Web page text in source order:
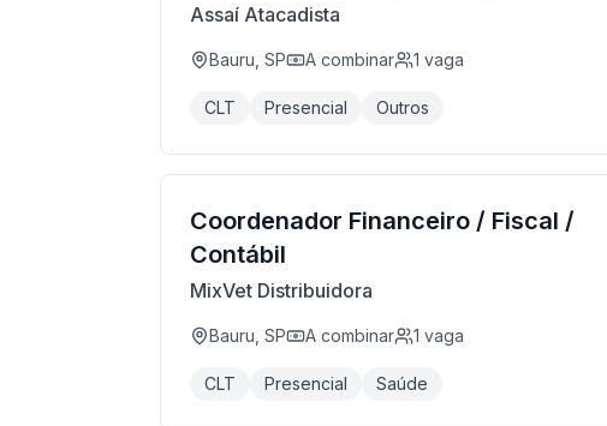
Assaí Atacadista
Bauru, SP A combinar 1 vaga
CLT Presencial Outros
Coordenador Financeiro / Fiscal /
Contábil
MixVet Distribuidora
Bauru, SP A combinar 1 vaga
CLT Presencial Saúde